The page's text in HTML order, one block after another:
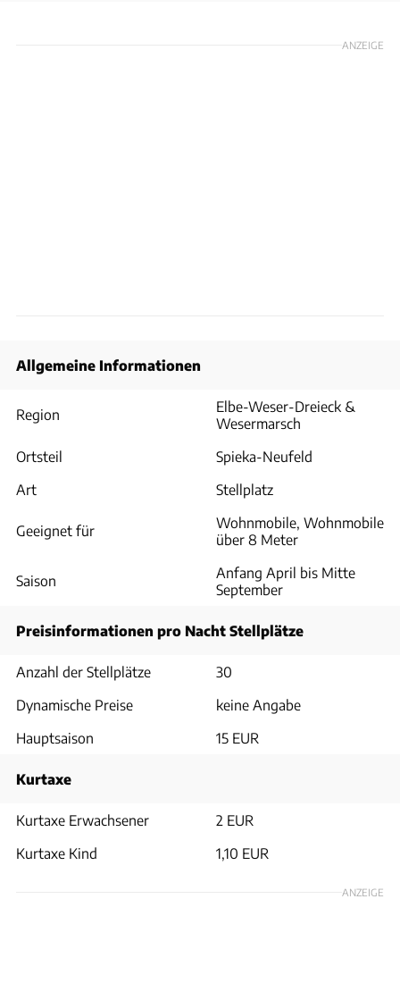
ANZEIGE
Allgemeine Informationen
Region
Elbe-Weser-Dreieck &
Wesermarsch
Ortsteil
Spieka-Neufeld
Art
Stellplatz
Geeignet für
Wohnmobile, Wohnmobile
über 8 Meter
Saison
Anfang April bis Mitte
September
Preisinformationen pro Nacht Stellplätze
Anzahl der Stellplätze
30
Dynamische Preise
keine Angabe
Hauptsaison
15 EUR
Kurtaxe
Kurtaxe Erwachsener
2 EUR
Kurtaxe Kind
1,10 EUR
ANZEIGE